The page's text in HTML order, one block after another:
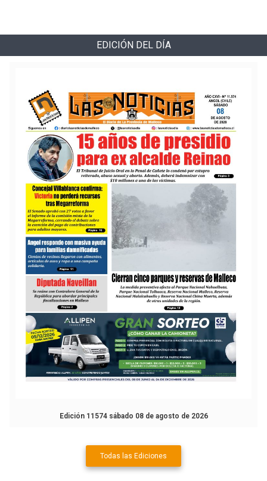
EDICIÓN DEL DÍA
Edición 11574 sábado 08 de agosto de 2026
Todas las Ediciones